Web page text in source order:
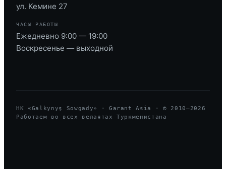
ул. Кемине 27
ЧАСЫ РАБОТЫ
Ежедневно 9:00 — 19:00
Воскресенье — выходной
HK «Galkynyş Sowgady» · Garant Asia · © 2010—2026
Работаем во всех велаятах Туркменистана